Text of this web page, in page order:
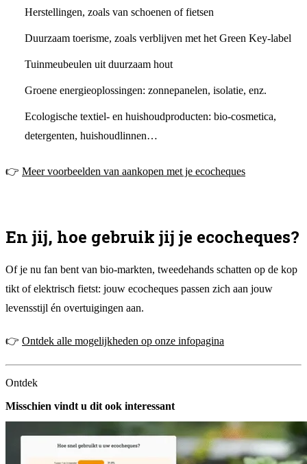
Herstellingen, zoals van schoenen of fietsen
Duurzaam toerisme, zoals verblijven met het Green Key-label
Tuinmeubeulen uit duurzaam hout
Groene energieoplossingen: zonnepanelen, isolatie, enz.
Ecologische textiel- en huishoudproducten: bio-cosmetica,
detergenten, huishoudlinnen…
👉 Meer voorbeelden van aankopen met je ecocheques
En jij, hoe gebruik jij je ecocheques?
Of je nu fan bent van bio-markten, tweedehands schatten op de kop
tikt of elektrisch fietst: jouw ecocheques passen zich aan jouw
levensstijl én overtuigingen aan.
👉 Ontdek alle mogelijkheden op onze infopagina
Ontdek
Misschien vindt u dit ook interessant